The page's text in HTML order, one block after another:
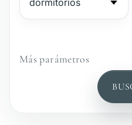
Más parámetros